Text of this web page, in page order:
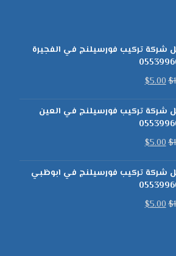
شركة تركيب فورسيلنج في الفجيرة
$
$5.00
شركة تركيب فورسيلنج في العين
$
$5.00
شركة تركيب فورسيلنج في ابوظبي
$
$5.00